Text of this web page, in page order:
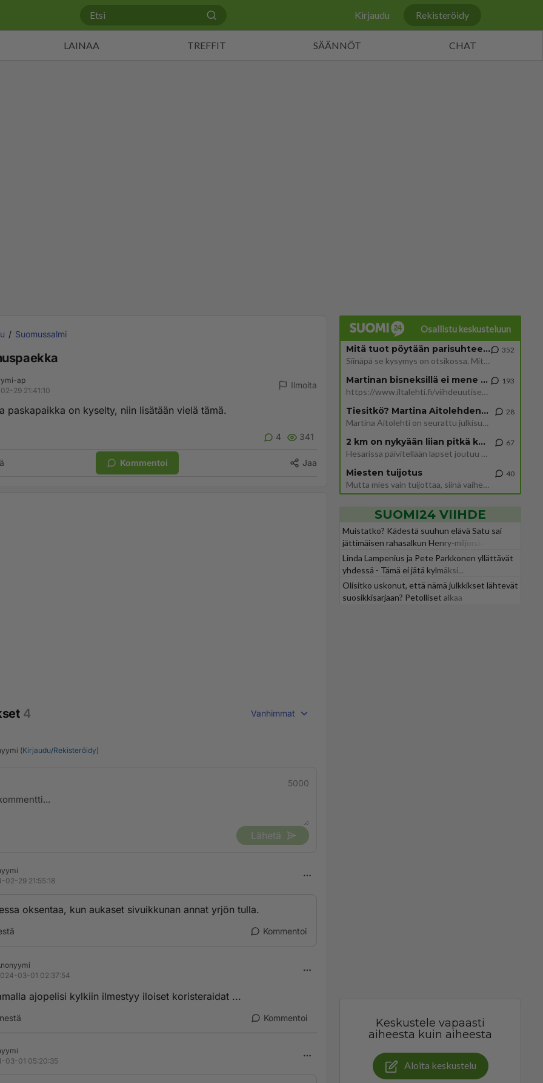
Kirjaudu Rekisteröidy
LAINAA TREFFIT SÄÄNNÖT CHAT
Suomussalmi
ap
29 21:41:10
Ilmoita
paskapaikka on kyselty, niin lisätään vielä tämä.
4 341
Kommentoi Jaa
4 Vanhimmat
(Kirjaudu/Rekisteröidy)
5000
Lähetä
02-29 21:55:18
oksentaa, kun aukaset sivuikkunan annat yrjön tulla.
Kommentoi
03-01 02:37:54
ajopelisi kylkiin ilmestyy iloiset koristeraidat ...
Kommentoi
03-01 05:20:35
Osallistu keskusteluun
Mitä tuot pöytään parisuhteessa?
Siinäpä se kysymys on otsikossa. Mitäpä siis tuot/toisit pöytään parisuhteessa? Oletko mies vai nainen? Koetko sen mitä
352
Martinan bisneksillä ei mene hyvin
https://www.iltalehti.fi/viihdeuutiset/a/c46da6ab-340f-4790-aaa7-0865eed2336 Yrityksen konkurssihakemus on tullut kärä
193
Tiesitkö? Martina Aitolehden isäpuoli on tämä suosittu laulaja
Martina Aitolehti on seurattu julkisuuden henkilö. Lähipiiriin mahtuu muitakin tunnettuja henkilöitä. Tiesitkö, että Ma
28
2 km on nykyään liian pitkä koulumatka
Hesarissa päivitellään lapset joutuu nyt kulkemaan 2 km kouluun jösses. Ruostefillarilla tuo matka menee vaikka miten äk
67
Miesten tuijotus
Mutta mies vain tuijottaa, siinä vaiheessa käännän itse pään pois. Mikä juttu? Yleensä jos joku tuijottaa tai katsoo, hä
40
SUOMI24 VIIHDE
Muistatko? Kädestä suuhun elävä Satu sai
jättimäisen rahasalkun Henry-miljonääriltä
Linda Lampenius ja Pete Parkkonen yllättävät
yhdessä - Tämä ei jätä kylmäksi...
Olisitko uskonut, että nämä julkkikset lähtevät
suosikkisarjaan? Petolliset alkaa
Keskustele vapaasti
aiheesta kuin aiheesta
Aloita keskustelu